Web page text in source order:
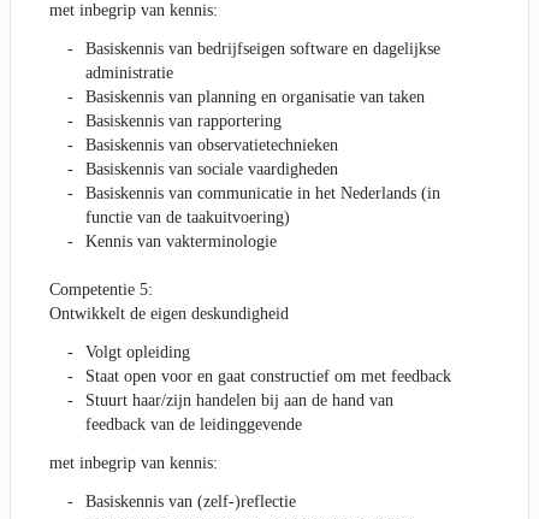
met inbegrip van kennis:
Basiskennis van bedrijfseigen software en dagelijkse
administratie
Basiskennis van planning en organisatie van taken
Basiskennis van rapportering
Basiskennis van observatietechnieken
Basiskennis van sociale vaardigheden
Basiskennis van communicatie in het Nederlands (in
functie van de taakuitvoering)
Kennis van vakterminologie
Competentie 5:
Ontwikkelt de eigen deskundigheid
Volgt opleiding
Staat open voor en gaat constructief om met feedback
Stuurt haar/zijn handelen bij aan de hand van
feedback van de leidinggevende
met inbegrip van kennis:
Basiskennis van (zelf-)reflectie